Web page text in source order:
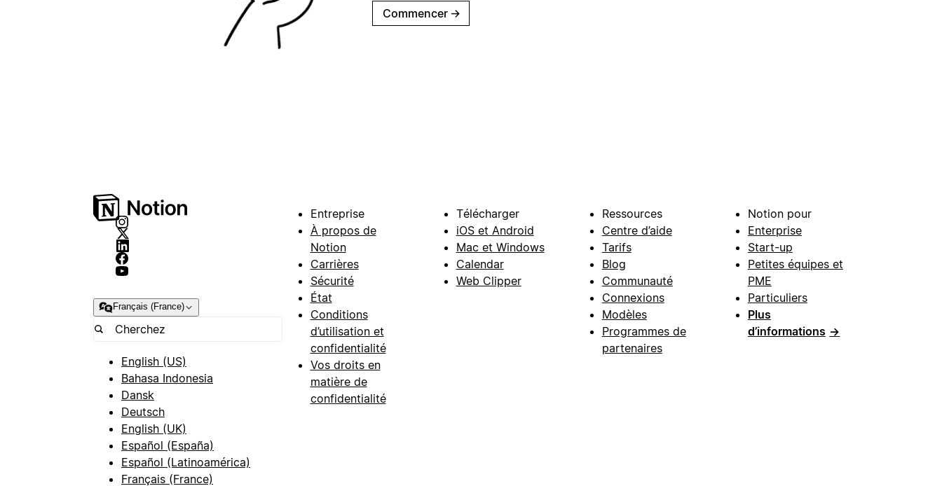
Commencer →
Français (France)
English (US)
Bahasa Indonesia
Dansk
Deutsch
English (UK)
Español (España)
Español (Latinoamérica)
Français (France)
Entreprise
À propos de
Notion
Carrières
Sécurité
État
Conditions
d’utilisation et
confidentialité
Vos droits en
matière de
confidentialité
Télécharger
iOS et Android
Mac et Windows
Calendar
Web Clipper
Ressources
Centre d’aide
Tarifs
Blog
Communauté
Connexions
Modèles
Programmes de
partenaires
Notion pour
Enterprise
Start-up
Petites équipes et
PME
Particuliers
Plus
d’informations →